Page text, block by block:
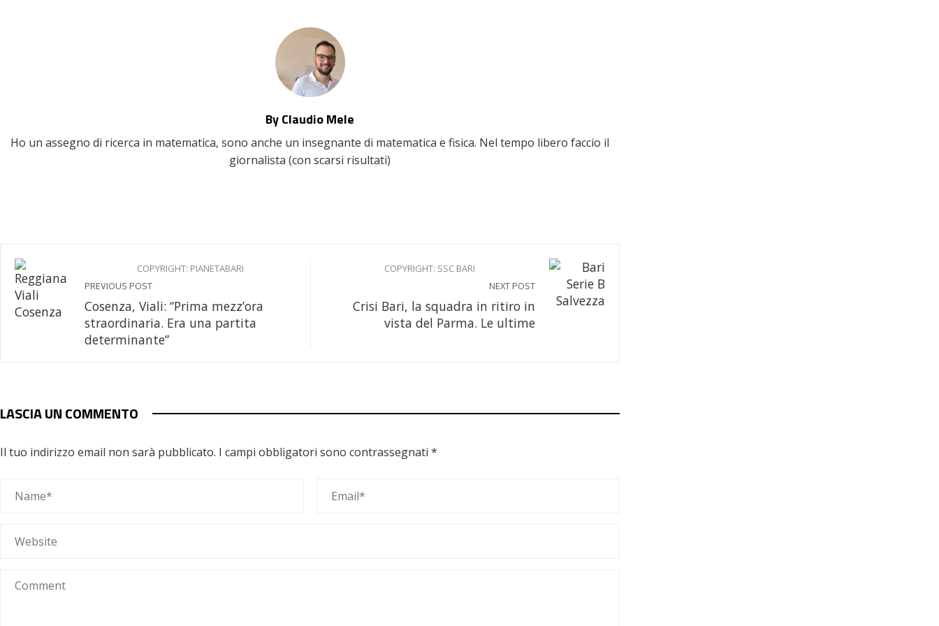
By Claudio Mele
Ho un assegno di ricerca in matematica, sono anche un insegnante di matematica e fisica. Nel tempo libero faccio il
giornalista (con scarsi risultati)
COPYRIGHT: PIANETABARI
PREVIOUS POST
Cosenza, Viali: “Prima mezz’ora
straordinaria. Era una partita
determinante”
COPYRIGHT: SSC BARI
NEXT POST
Crisi Bari, la squadra in ritiro in
vista del Parma. Le ultime
LASCIA UN COMMENTO
Il tuo indirizzo email non sarà pubblicato. I campi obbligatori sono contrassegnati *